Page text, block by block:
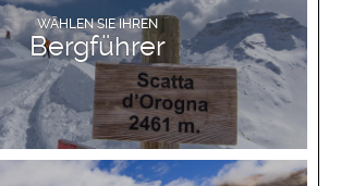
WÄHLEN SIE IHREN
Bergführer
MEHR ERFAHREN